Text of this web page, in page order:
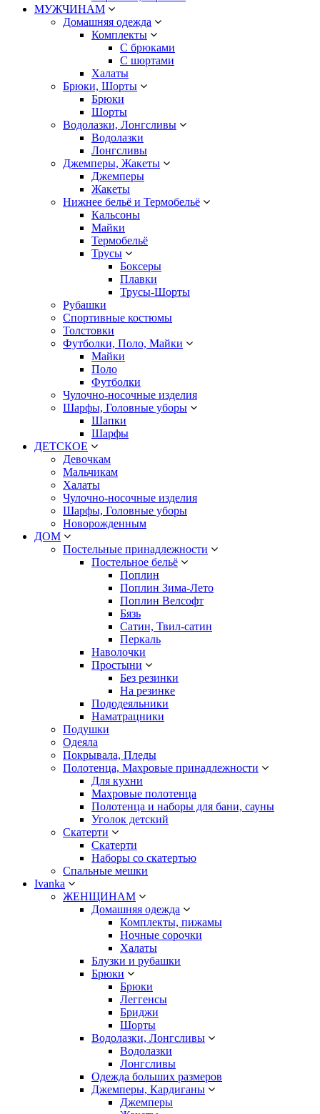
МУЖЧИНАМ
Домашняя одежда
Комплекты
С брюками
С шортами
Халаты
Брюки, Шорты
Брюки
Шорты
Водолазки, Лонгсливы
Водолазки
Лонгсливы
Джемперы, Жакеты
Джемперы
Жакеты
Нижнее бельё и Термобельё
Кальсоны
Майки
Термобельё
Трусы
Боксеры
Плавки
Трусы-Шорты
Рубашки
Спортивные костюмы
Толстовки
Футболки, Поло, Майки
Майки
Поло
Футболки
Чулочно-носочные изделия
Шарфы, Головные уборы
Шапки
Шарфы
ДЕТСКОЕ
Девочкам
Мальчикам
Халаты
Чулочно-носочные изделия
Шарфы, Головные уборы
Новорожденным
ДОМ
Постельные принадлежности
Постельное бельё
Поплин
Поплин Зима-Лето
Поплин Велсофт
Бязь
Сатин, Твил-сатин
Перкаль
Наволочки
Простыни
Без резинки
На резинке
Пододеяльники
Наматрацники
Подушки
Одеяла
Покрывала, Пледы
Полотенца, Махровые принадлежности
Для кухни
Махровые полотенца
Полотенца и наборы для бани, сауны
Уголок детский
Скатерти
Скатерти
Наборы со скатертью
Спальные мешки
Ivanka
ЖЕНЩИНАМ
Домашняя одежда
Комплекты, пижамы
Ночные сорочки
Халаты
Блузки и рубашки
Брюки
Брюки
Леггенсы
Бриджи
Шорты
Водолазки, Лонгсливы
Водолазки
Лонгсливы
Одежда больших размеров
Джемперы, Кардиганы
Джемперы